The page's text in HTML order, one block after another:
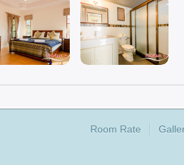
Room Rate